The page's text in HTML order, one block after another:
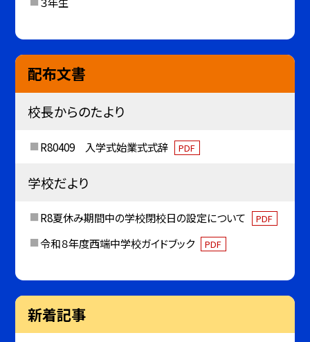
配布文書
校長からのたより
R80409 入学式始業式式辞 PDF
学校だより
R8夏休み期間中の学校閉校日の設定について PDF
令和８年度西端中学校ガイドブック PDF
新着記事